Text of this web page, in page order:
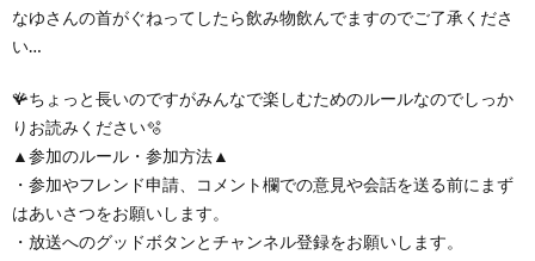
なゆさんの首がぐねってしたら飲み物飲んでますのでご了承くださ
い…
🪸ちょっと長いのですがみんなで楽しむためのルールなのでしっか
りお読みください🫧
▲参加のルール・参加方法▲
・参加やフレンド申請、コメント欄での意見や会話を送る前にまず
はあいさつをお願いします。
・放送へのグッドボタンとチャンネル登録をお願いします。